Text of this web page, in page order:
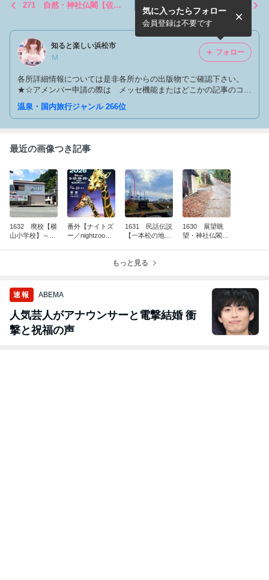
271 自然・神社仏閣【佐久
～
269 史跡遺跡【熊谷氏伝
説】～静岡県浜松市をドライ
ブしよう～
知ると楽しい浜松市
Ｍ
各所詳細情報については是非各所からの出版物でご確認下さい。
★☆アメンバー申請の際は メッセ機能またはどこかの記事のコメ
欄でもいいので「簡単な自己紹介と閲覧理由」をお聞かせ下さい。
気に入ったらフォロー
会員登録は不要です
フォロー
温泉・国内旅行ジャンル 266位
最近の画像つき記事
1632 廃校【横
山小学校】～静
番外【ナイトズ
ー／nightzoo】
1631 民話伝説
【一本松の地蔵
しよう～
1630 展望眺
望・神社仏閣
もっと見る
速報 ABEMA
人気芸人がアナウンサーと電撃結婚 衝
撃と祝福の声